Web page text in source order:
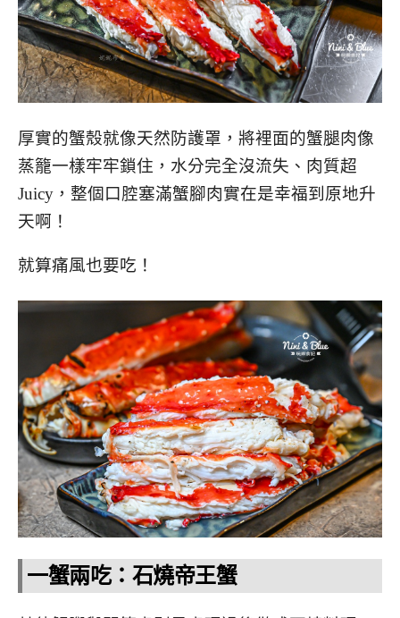
厚實的蟹殼就像天然防護罩，將裡面的蟹腿肉像
蒸籠一樣牢牢鎖住，水分完全沒流失、肉質超
Juicy，整個口腔塞滿蟹腳肉實在是幸福到原地升
天啊！
就算痛風也要吃！
一蟹兩吃：石燒帝王蟹